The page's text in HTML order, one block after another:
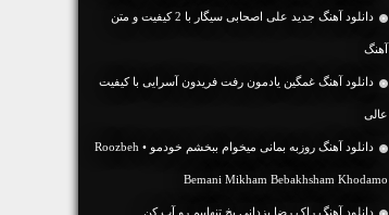
دانلود آهنگ جديد علی اصحابی سیگار با 2 کیفیت و متن
آهنگ
دانلود آهنگ غمگین یادمون رفت فریدون آسرایی با کیفیت
عالی
دانلود آهنگ روزبه بمانی میخوام ببخشم خودمو • Roozbeh
Bemani Mikham Bebakhsham Khodamo
دانلود آهنگ راک رضا یزدانی یخ تنهاییم رو آب کن